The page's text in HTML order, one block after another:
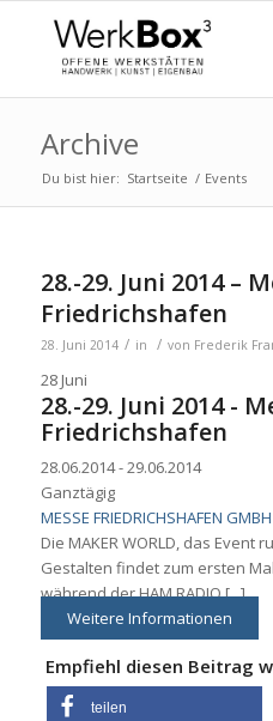
Archive
Du bist hier: Startseite / Events
28.-29. Juni 2014 –
Friedrichshafen
28. Juni 2014 / in / von Frederik
28 Juni
28.-29. Juni 2014 -
Friedrichshafen
28.06.2014 - 29.06.2014
Ganztägig
MESSE FRIEDRICHSHAFEN GMBH
Die MAKER WORLD, das
Gestalten findet zum ersten Mal
während der HAM RADIO [...]
Weitere Informationen
Empfiehl diesen Beitrag
teilen